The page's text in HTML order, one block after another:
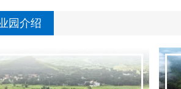
园介绍